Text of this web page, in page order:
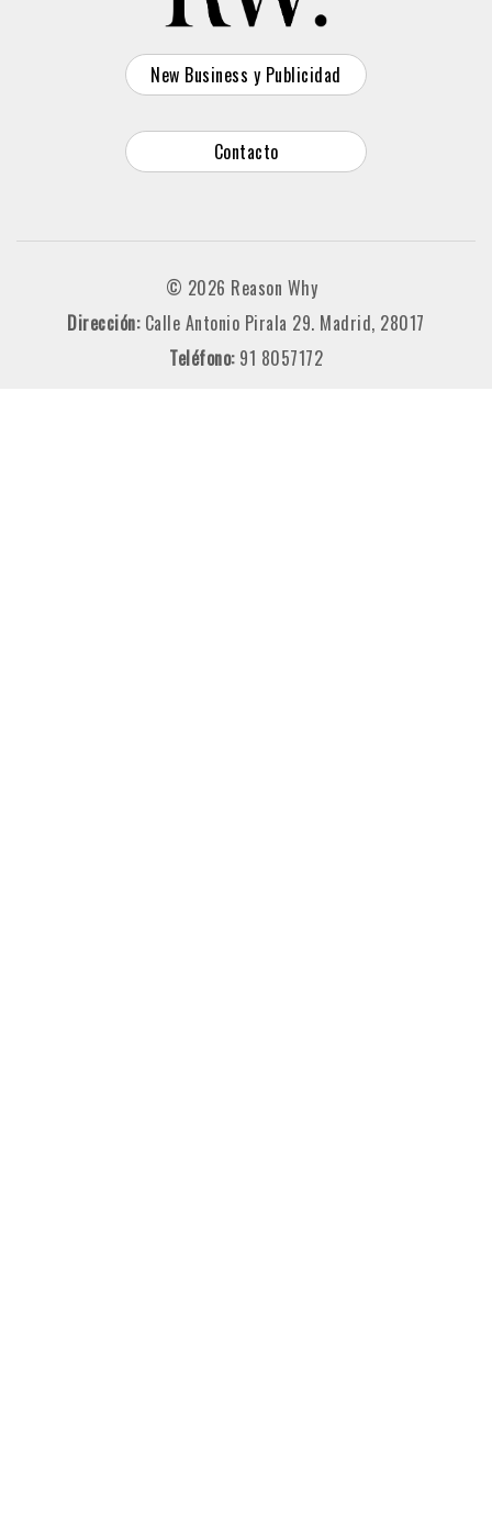
New Business y Publicidad
Contacto
© 2026 Reason Why
Dirección: Calle Antonio Pirala 29. Madrid, 28017
Teléfono: 91 8057172